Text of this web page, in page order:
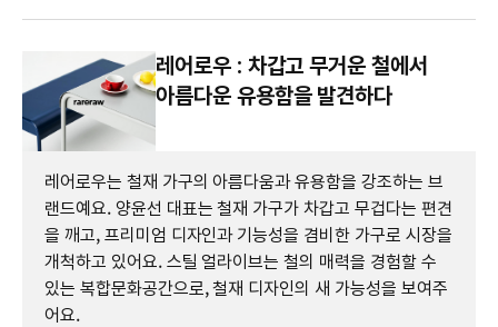
레어로우 : 차갑고 무거운 철에서
아름다운 유용함을 발견하다
레어로우는 철재 가구의 아름다움과 유용함을 강조하는 브
랜드예요. 양윤선 대표는 철재 가구가 차갑고 무겁다는 편견
을 깨고, 프리미엄 디자인과 기능성을 겸비한 가구로 시장을
개척하고 있어요. 스틸 얼라이브는 철의 매력을 경험할 수
있는 복합문화공간으로, 철재 디자인의 새 가능성을 보여주
어요.